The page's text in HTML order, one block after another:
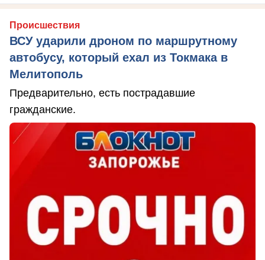
Происшествия
ВСУ ударили дроном по маршрутному
автобусу, который ехал из Токмака в
Мелитополь
Предварительно, есть пострадавшие
гражданские.